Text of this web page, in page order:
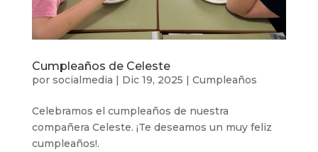
Cumpleaños de Celeste
por socialmedia | Dic 19, 2025 | Cumpleaños
Celebramos el cumpleaños de nuestra
compañera Celeste. ¡Te deseamos un muy feliz
cumpleaños!.